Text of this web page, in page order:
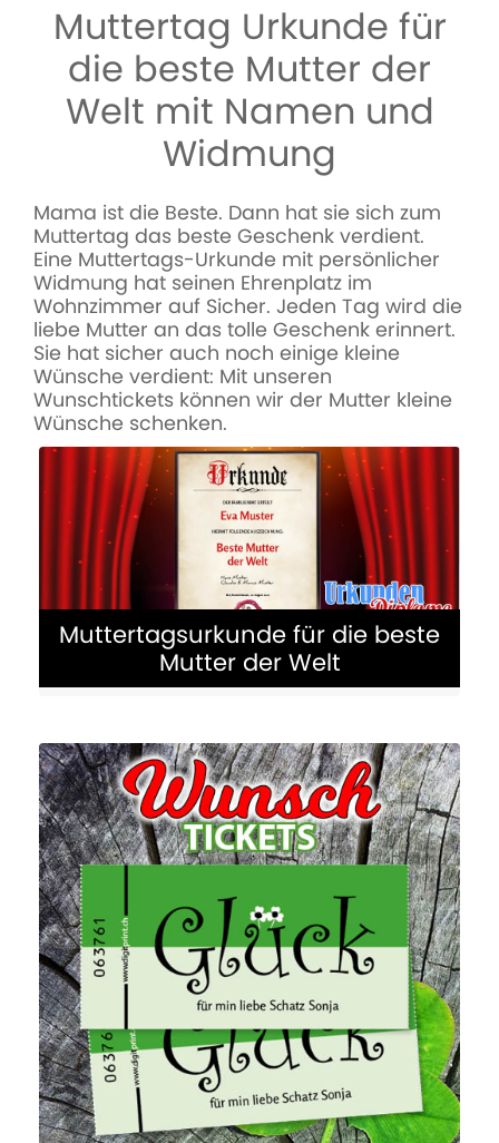
Schokoladengruss mit eigenem Foto
und Widmung zum Muttertag online
gestalten und bestellen
Muttertag Urkunde für
die beste Mutter der
Welt mit Namen und
Widmung
Mama ist die Beste. Dann hat sie sich zum
Muttertag das beste Geschenk verdient.
Eine Muttertags-Urkunde mit persönlicher
Widmung hat seinen Ehrenplatz im
Wohnzimmer auf Sicher. Jeden Tag wird die
liebe Mutter an das tolle Geschenk erinnert.
Sie hat sicher auch noch einige kleine
Wünsche verdient: Mit unseren
Wunschtickets können wir der Mutter kleine
Wünsche schenken.
Muttertagsurkunde für die beste
Mutter der Welt
Muttertags Urkunde für die beste
Mutter der Welt mit Namen und
Widmung. Am Muttertag dürfen wir
unseren Müttern von ganzem Herzen
danke sagen
MEHR ERFAHREN